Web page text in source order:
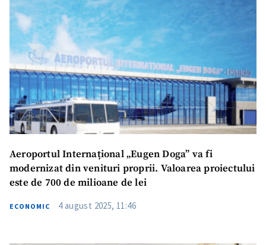
Trimite o informație
Despre ZdG
in English
на русском
Aeroportul Internațional „Eugen Doga” va fi
modernizat din venituri proprii. Valoarea proiectului
este de 700 de milioane de lei
ECONOMIC 4 august 2025, 11:46